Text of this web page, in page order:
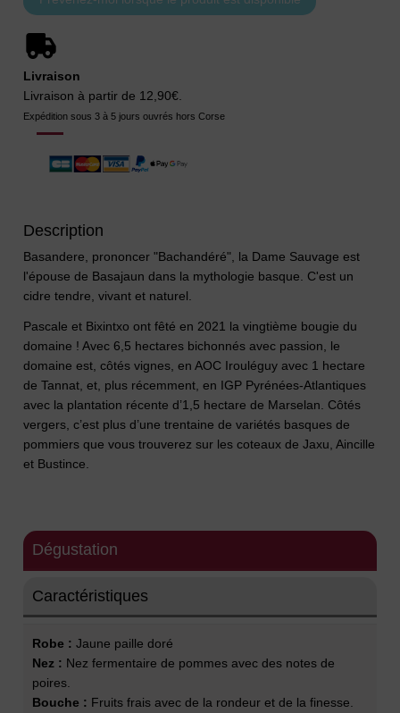
Livraison
Livraison à partir de 12,90€.
Expédition sous 3 à 5 jours ouvrés hors Corse
Description
Basandere, prononcer "Bachandéré", la Dame Sauvage est
l'épouse de Basajaun dans la mythologie basque. C'est un
cidre tendre, vivant et naturel.
Pascale et Bixintxo ont fêté en 2021 la vingtième bougie du
domaine ! Avec 6,5 hectares bichonnés avec passion, le
domaine est, côtés vignes, en AOC Irouléguy avec 1 hectare
de Tannat, et, plus récemment, en IGP Pyrénées-Atlantiques
avec la plantation récente d’1,5 hectare de Marselan. Côtés
vergers, c’est plus d’une trentaine de variétés basques de
pommiers que vous trouverez sur les coteaux de Jaxu, Aincille
et Bustince.
Dégustation
Caractéristiques
Robe :Jaune paille doré
Nez : Nez fermentaire de pommes avec des notes de
poires.
Bouche : Fruits frais avec de la rondeur et de la finesse.